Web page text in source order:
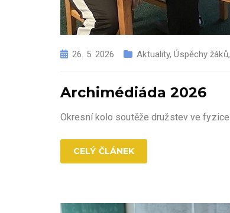
26. 5. 2026 Aktuality,Úspěchy žáků,
Archimédiáda 2026
Okresní kolo soutěže družstev ve fyzice
CELÝ ČLÁNEK